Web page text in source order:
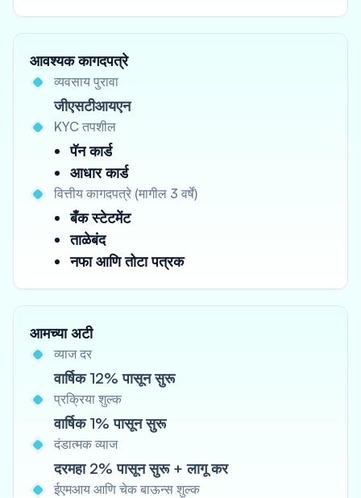
आवश्यक कागदपत्रे
व्यवसाय पुरावा
जीएसटीआयएन
KYC तपशील
पॅन कार्ड
आधार कार्ड
वित्तीय कागदपत्रे (मागील 3 वर्षे)
बँक स्टेटमेंट
ताळेबंद
नफा आणि तोटा पत्रक
आमच्या अटी
व्याज दर
वार्षिक 12% पासून सुरू
प्रक्रिया शुल्क
वार्षिक 1% पासून सुरू
दंडात्मक व्याज
दरमहा 2% पासून सुरू + लागू कर
ईएमआय आणि चेक बाऊन्स शुल्क